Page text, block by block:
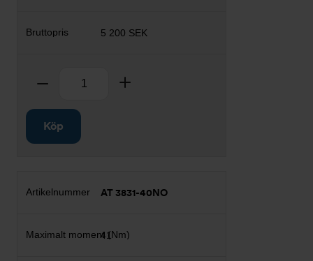
5 200 SEK
Ta bort
Köp
AT 3831-40NO
41